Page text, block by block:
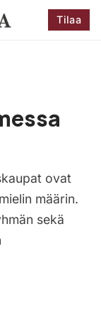
Tilaa
ovat
määrin.
sekä